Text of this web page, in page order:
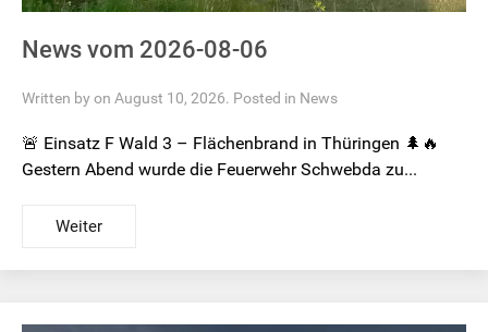
News vom 2026-08-06
Written by on August 10, 2026. Posted in News
🚨 Einsatz F Wald 3 – Flächenbrand in Thüringen 🌲🔥
Gestern Abend wurde die Feuerwehr Schwebda zu...
Weiter